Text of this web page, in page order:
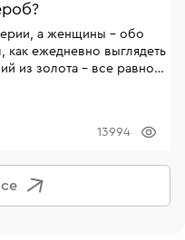
а женщины – обо
как ежедневно выглядеть
из золота – все равно
карману всем
золота, какие изделия
13994